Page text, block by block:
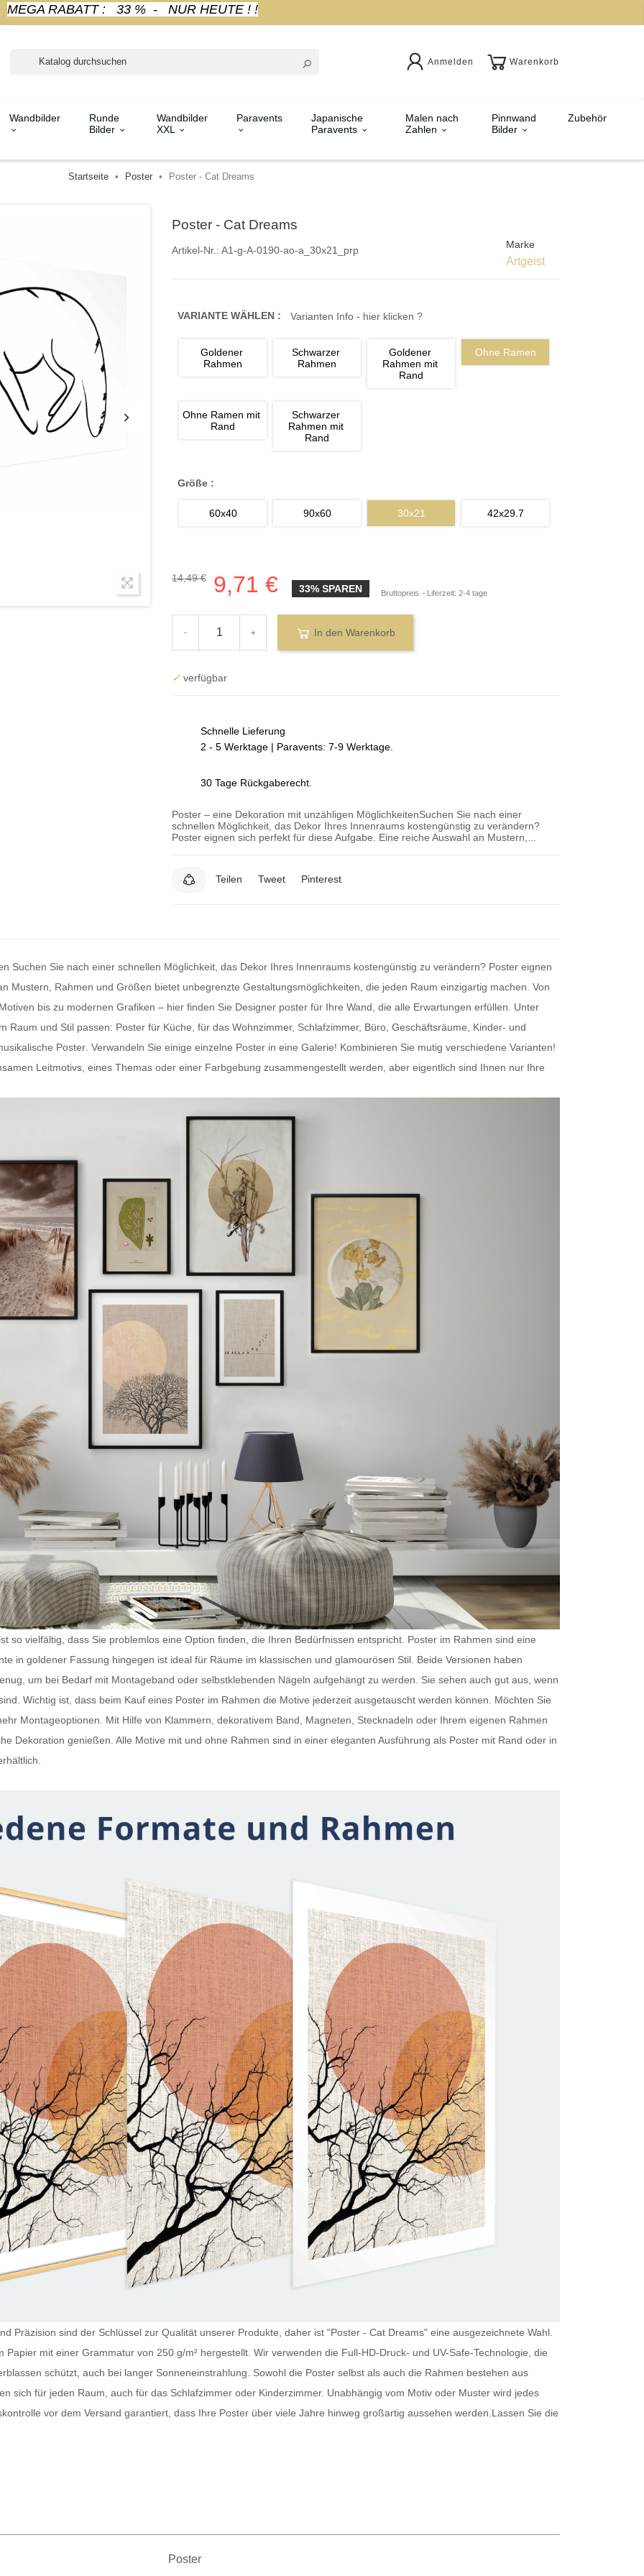
MEGA RABATT : 33 % - NUR HEUTE ! !
Anmelden Warenkorb
Wandbilder
Runde
Bilder
Wandbilder
XXL
Paravents
Japanische
Paravents
Malen nach
Zahlen
Pinnwand
Bilder
Zubehör
Startseite Poster Poster - Cat Dreams
Poster - Cat Dreams
Artikel-Nr.: A1-g-A-0190-ao-a_30x21_prp Marke
Artgeist
VARIANTE WÄHLEN : Varianten Info - hier klicken ?
Goldener
Rahmen
Schwarzer
Rahmen
Goldener
Rahmen mit
Rand
Ohne Ramen
Ohne Ramen mit
Rand
Schwarzer
Rahmen mit
Rand
Größe :
60x40 90x60 30x21 42x29.7
14,49 € 9,71 € 33% SPAREN Bruttopreis Liferzeit: 2-4 tage
- + In den Warenkorb
✓ verfügbar
Schnelle Lieferung
2 - 5 Werktage | Paravents: 7-9 Werktage.
30 Tage Rückgaberecht.
Poster – eine Dekoration mit unzähligen MöglichkeitenSuchen Sie nach einer
schnellen Möglichkeit, das Dekor Ihres Innenraums kostengünstig zu verändern?
Poster eignen sich perfekt für diese Aufgabe. Eine reiche Auswahl an Mustern,...
Teilen Tweet Pinterest
Suchen Sie nach einer schnellen Möglichkeit, das Dekor Ihres Innenraums kostengünstig zu verändern? Poster eignen
Mustern, Rahmen und Größen bietet unbegrenzte Gestaltungsmöglichkeiten, die jeden Raum einzigartig machen. Von
bis zu modernen Grafiken – hier finden Sie Designer poster für Ihre Wand , die alle Erwartungen erfüllen. Unter
Raum und Stil passen: Poster für Küche , für das Wohnzimmer, Schlafzimmer, Büro, Geschäftsräume, Kinder- und
Poster . Verwandeln Sie einige einzelne Poster in eine Galerie! Kombinieren Sie mutig verschiedene Varianten!
Leitmotivs, eines Themas oder einer Farbgebung zusammengestellt werden, aber eigentlich sind Ihnen nur Ihre
so vielfältig, dass Sie problemlos eine Option finden, die Ihren Bedürfnissen entspricht. Poster im Rahmen sind eine
in goldener Fassung hingegen ist ideal für Räume im klassischen und glamourösen Stil. Beide Versionen haben
um bei Bedarf mit Montageband oder selbstklebenden Nägeln aufgehängt zu werden. Sie sehen auch gut aus, wenn
Wichtig ist, dass beim Kauf eines Poster im Rahmen die Motive jederzeit ausgetauscht werden können. Möchten Sie
Montageoptionen. Mit Hilfe von Klammern, dekorativem Band, Magneten, Stecknadeln oder Ihrem eigenen Rahmen
Dekoration genießen. Alle Motive mit und ohne Rahmen sind in einer eleganten Ausführung als Poster mit Rand oder in
Präzision sind der Schlüssel zur Qualität unserer Produkte, daher ist "Poster - Cat Dreams" eine ausgezeichnete Wahl.
mit einer Grammatur von 250 g/m² hergestellt. Wir verwenden die Full-HD-Druck- und UV-Safe-Technologie, die
schützt, auch bei langer Sonneneinstrahlung. Sowohl die Poster selbst als auch die Rahmen bestehen aus
sich für jeden Raum, auch für das Schlafzimmer oder Kinderzimmer. Unabhängig vom Motiv oder Muster wird jedes
vor dem Versand garantiert, dass Ihre Poster über viele Jahre hinweg großartig aussehen werden. Lassen Sie die
Poster